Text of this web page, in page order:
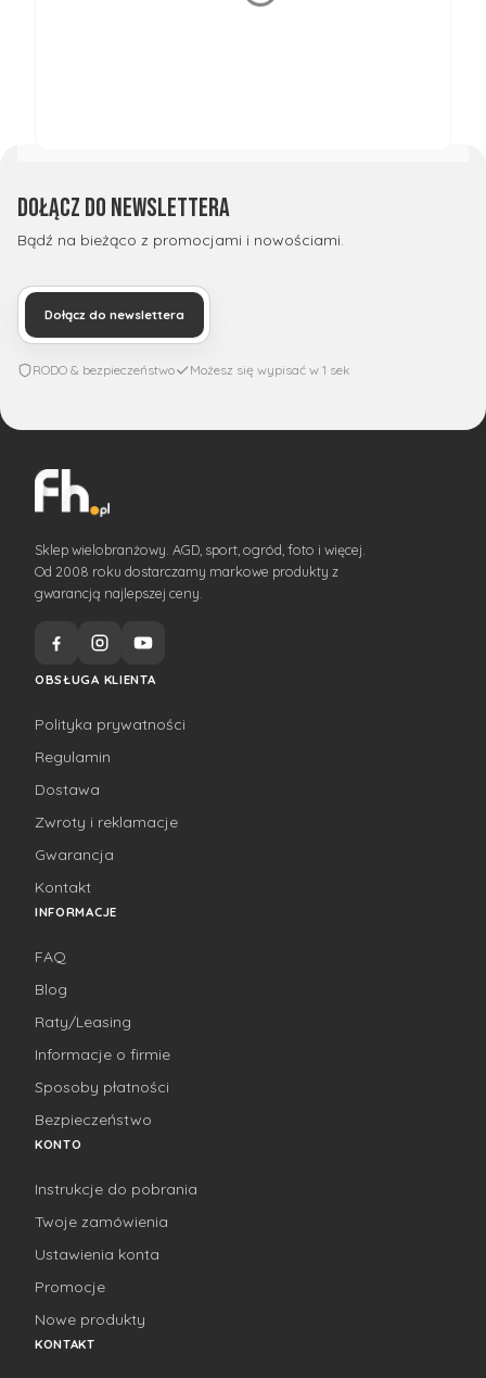
Dołącz do newslettera
Bądź na bieżąco z promocjami i nowościami.
Dołącz do newslettera
RODO & bezpieczeństwo Możesz się wypisać w 1 sek
Sklep wielobranżowy. AGD, sport, ogród, foto i więcej.
Od 2008 roku dostarczamy markowe produkty z
gwarancją najlepszej ceny.
OBSŁUGA KLIENTA
Polityka prywatności
Regulamin
Dostawa
Zwroty i reklamacje
Gwarancja
Kontakt
INFORMACJE
FAQ
Blog
Raty/Leasing
Informacje o firmie
Sposoby płatności
Bezpieczeństwo
KONTO
Instrukcje do pobrania
Twoje zamówienia
Ustawienia konta
Promocje
Nowe produkty
KONTAKT